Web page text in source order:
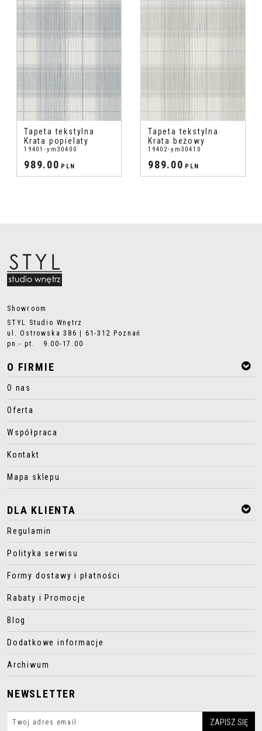
Tapeta tekstylna
Krata popielaty
19401-ym30400
989.00 PLN
Tapeta tekstylna
Krata beżowy
19402-ym30410
989.00 PLN
Showroom
STYL Studio Wnętrz
ul. Ostrowska 386 | 61-312 Poznań
pn.- pt. 9.00-17.00
O FIRMIE
O nas
Oferta
Współpraca
Kontakt
Mapa sklepu
DLA KLIENTA
Regulamin
Polityka serwisu
Formy dostawy i płatności
Rabaty i Promocje
Blog
Dodatkowe informacje
Archiwum
NEWSLETTER